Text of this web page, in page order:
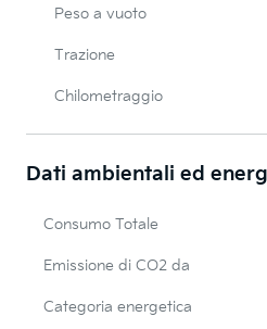
Peso a vuoto
Trazione
Chilometraggio
Dati ambientali ed
Consumo Totale
Emissione di CO2 da
Categoria energetica